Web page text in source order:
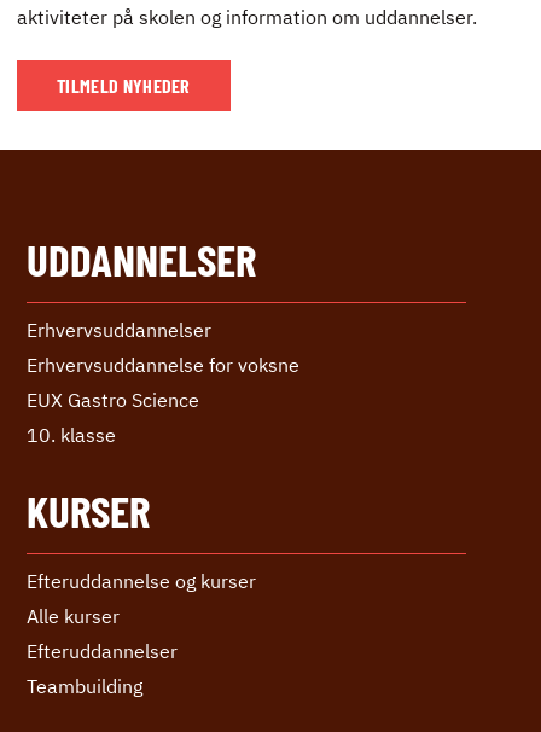
aktiviteter på skolen og information om uddannelser.
TILMELD NYHEDER
UDDANNELSER
Erhvervs­uddannelser
Erhvervs­uddannelse ­for voksne
EUX Gastro Science
10. klasse
KURSER
Efteruddannelse og kurser
Alle kurser
Efter­uddannelser
Teambuilding